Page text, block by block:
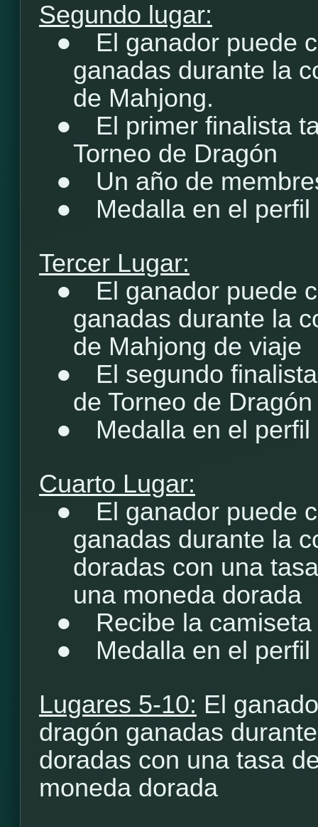
Segundo lugar:
●
El ganador puede
ganadas durante la
de Mahjong.
●
El primer finalista
Torneo de Dragón
●
Un año de
●
Medalla en el
Tercer Lugar:
●
El ganador puede
ganadas durante la
de Mahjong de viaje
●
El segundo
de Torneo de Dragón
●
Medalla en el
Cuarto Lugar:
●
El ganador puede
ganadas durante la
doradas con una
una moneda dorada
●
Recibe la
●
Medalla en el
Lugares 5-10: El
dragón ganadas
doradas con una tasa
moneda dorada